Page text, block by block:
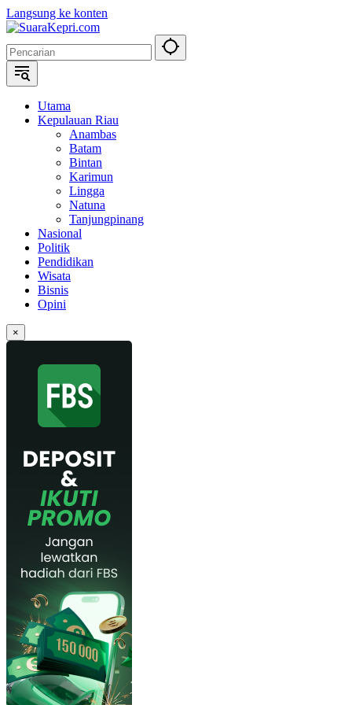
Langsung ke konten
Utama
Kepulauan Riau
Anambas
Batam
Bintan
Karimun
Lingga
Natuna
Tanjungpinang
Nasional
Politik
Pendidikan
Wisata
Bisnis
Opini
×